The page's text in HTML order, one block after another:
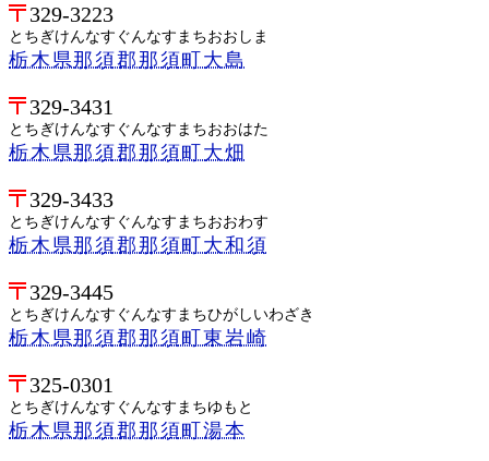
329-3223
とちぎけんなすぐんなすまちおおしま
栃木県那須郡那須町大島
329-3431
とちぎけんなすぐんなすまちおおはた
栃木県那須郡那須町大畑
329-3433
とちぎけんなすぐんなすまちおおわす
栃木県那須郡那須町大和須
329-3445
とちぎけんなすぐんなすまちひがしいわざき
栃木県那須郡那須町東岩崎
325-0301
とちぎけんなすぐんなすまちゆもと
栃木県那須郡那須町湯本